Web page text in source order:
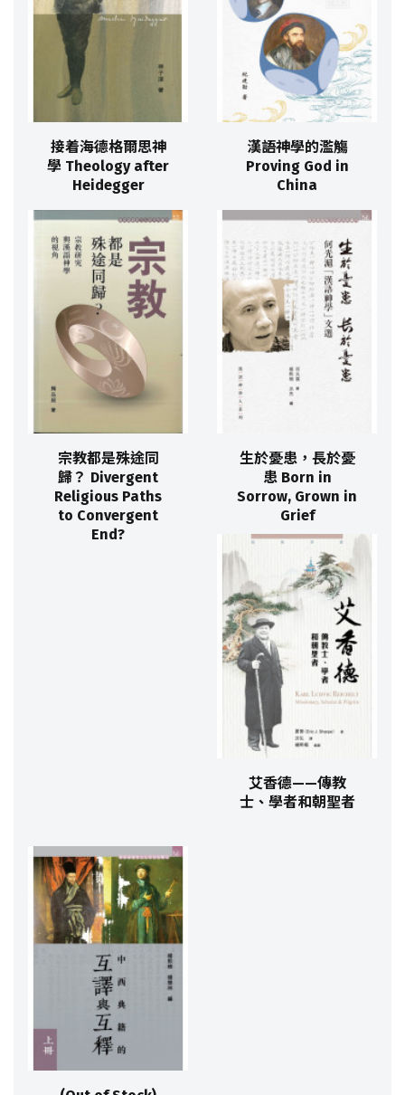
接着海德格爾思神
學 Theology after
Heidegger
漢語神學的濫觴
Proving God in
China
宗教都是殊途同
歸？ Divergent
Religious Paths
to Convergent
End?
生於憂患，長於憂
患 Born in
Sorrow, Grown in
Grief
艾香德——傳教
士、學者和朝聖者